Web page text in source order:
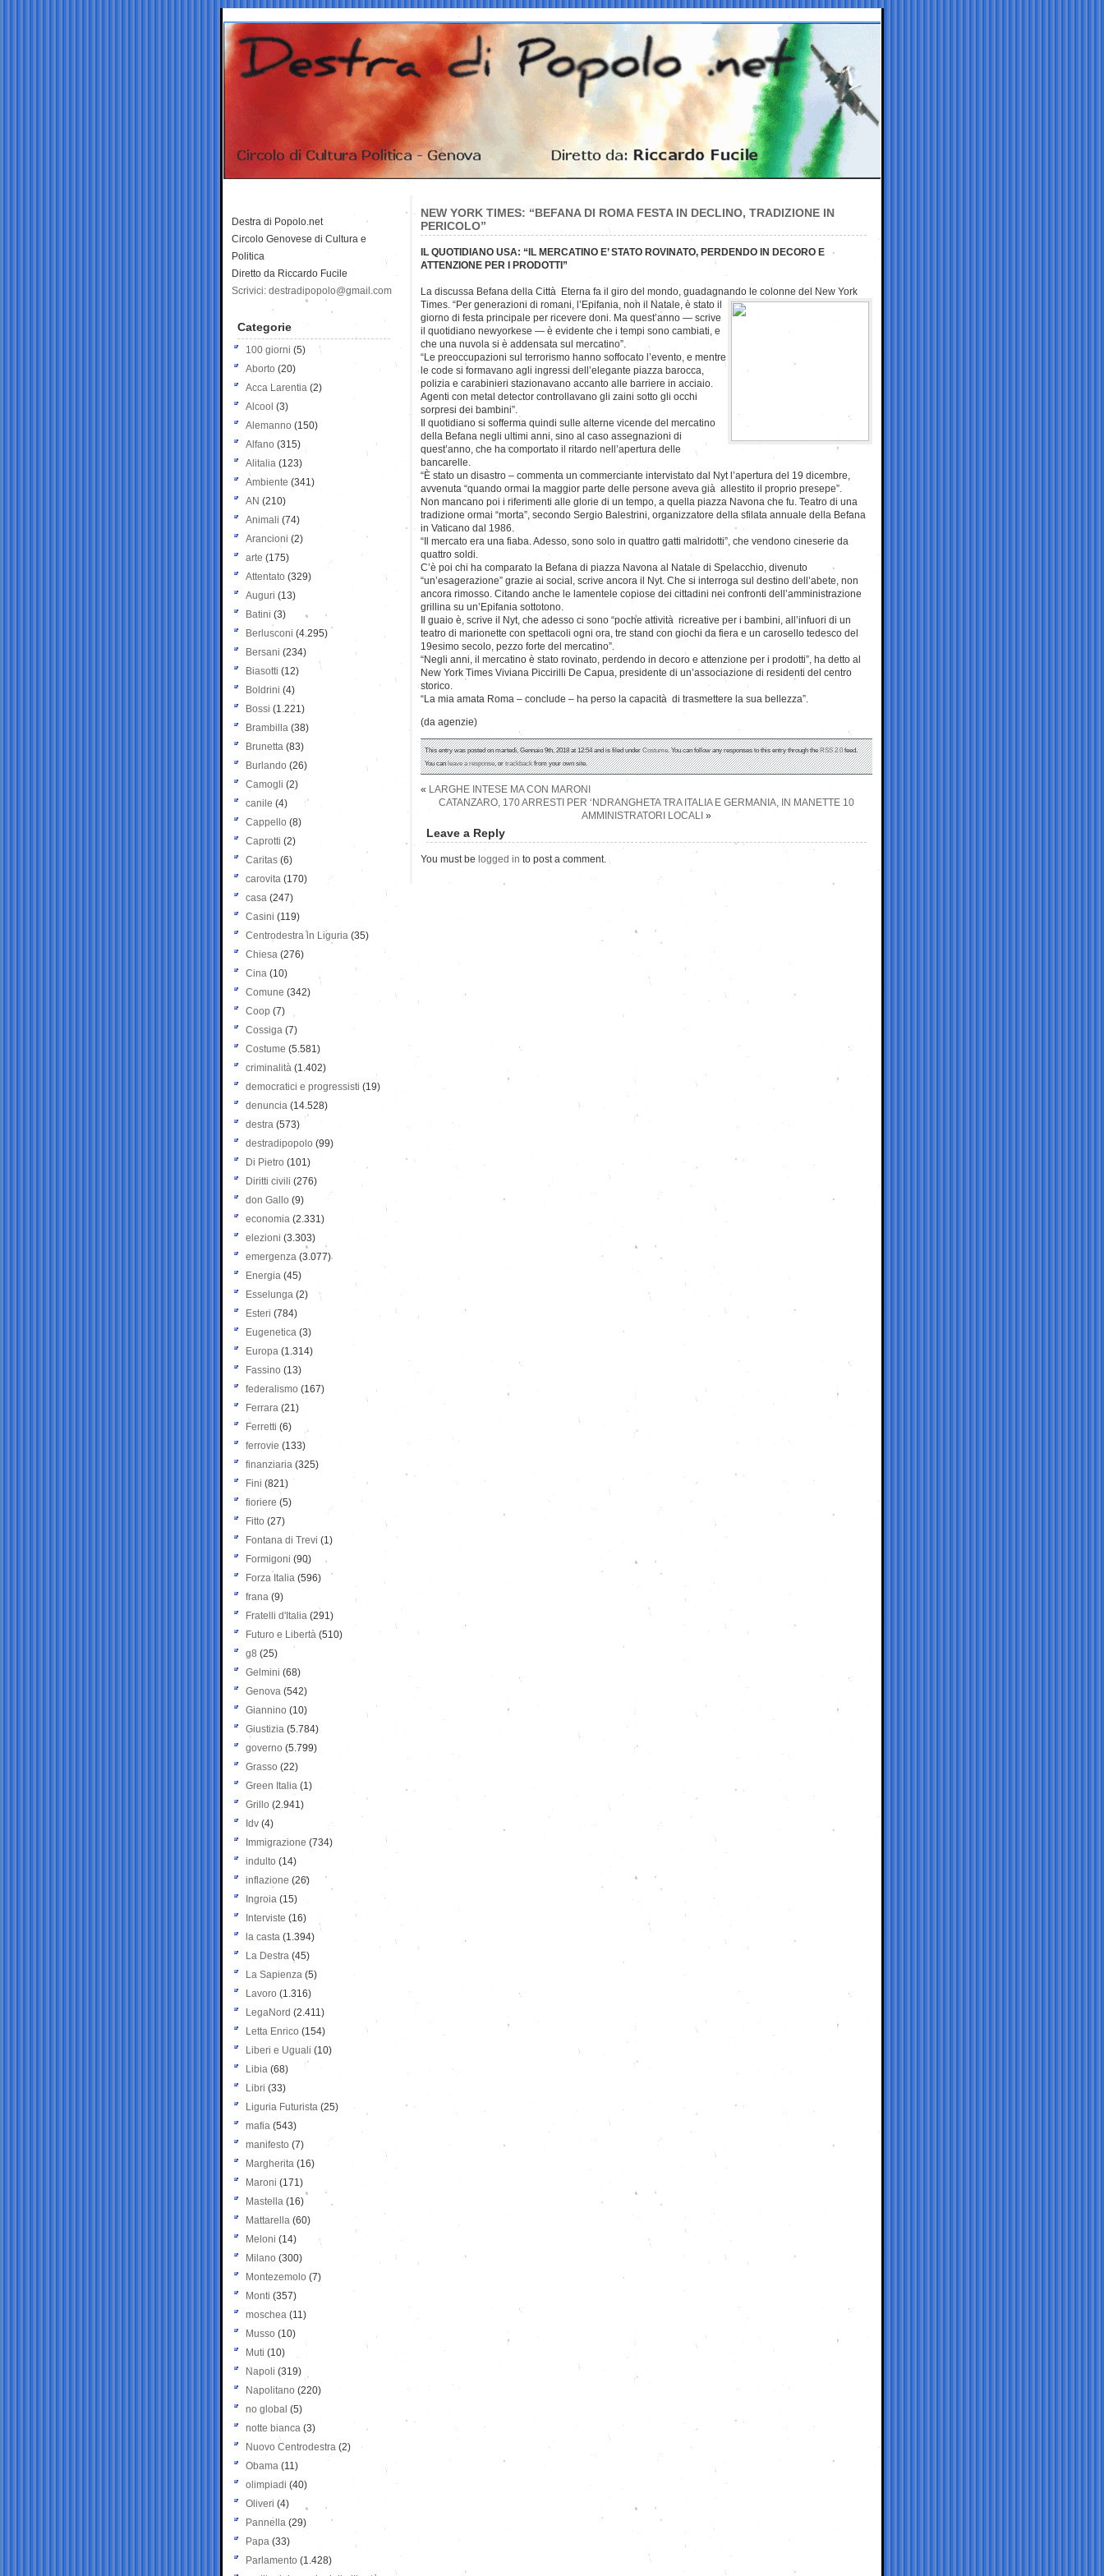
NEW YORK TIMES: “BEFANA DI ROMA FESTA IN DECLINO, TRADIZIONE IN
PERICOLO”
IL QUOTIDIANO USA: “IL MERCATINO E’ STATO ROVINATO, PERDENDO IN DECORO E
ATTENZIONE PER I PRODOTTI”
La discussa Befana della Città Eterna fa il giro del mondo, guadagnando le colonne del New York
Times. “Per generazioni di romani, l’Epifania, non il Natale, è stato il
giorno di festa principale per ricevere doni. Ma quest’anno — scrive
il quotidiano newyorkese — è evidente che i tempi sono cambiati, e
che una nuvola si è addensata sul mercatino”.
“Le preoccupazioni sul terrorismo hanno soffocato l’evento, e mentre
le code si formavano agli ingressi dell’elegante piazza barocca,
polizia e carabinieri stazionavano accanto alle barriere in acciaio.
Agenti con metal detector controllavano gli zaini sotto gli occhi
sorpresi dei bambini”.
Il quotidiano si sofferma quindi sulle alterne vicende del mercatino
della Befana negli ultimi anni, sino al caso assegnazioni di
quest’anno, che ha comportato il ritardo nell’apertura delle
bancarelle.
“È stato un disastro – commenta un commerciante intervistato dal Nyt l’apertura del 19 dicembre,
avvenuta “quando ormai la maggior parte delle persone aveva già allestito il proprio presepe”.
Non mancano poi i riferimenti alle glorie di un tempo, a quella piazza Navona che fu. Teatro di una
tradizione ormai “morta”, secondo Sergio Balestrini, organizzatore della sfilata annuale della Befana
in Vaticano dal 1986.
“Il mercato era una fiaba. Adesso, sono solo in quattro gatti malridotti”, che vendono cineserie da
quattro soldi.
C’è poi chi ha comparato la Befana di piazza Navona al Natale di Spelacchio, divenuto
“un’esagerazione” grazie ai social, scrive ancora il Nyt. Che si interroga sul destino dell’abete, non
ancora rimosso. Citando anche le lamentele copiose dei cittadini nei confronti dell’amministrazione
grillina su un’Epifania sottotono.
Il guaio è, scrive il Nyt, che adesso ci sono “poche attività ricreative per i bambini, all’infuori di un
teatro di marionette con spettacoli ogni ora, tre stand con giochi da fiera e un carosello tedesco del
19esimo secolo, pezzo forte del mercatino”.
“Negli anni, il mercatino è stato rovinato, perdendo in decoro e attenzione per i prodotti”, ha detto al
New York Times Viviana Piccirilli De Capua, presidente di un’associazione di residenti del centro
storico.
“La mia amata Roma – conclude – ha perso la capacità di trasmettere la sua bellezza”.
(da agenzie)
This entry was posted on martedì, Gennaio 9th, 2018 at 12:54 and is filed underCostume. You can follow any responses to this entry through theRSS 2.0feed.
You canleave a response, ortrackbackfrom your own site.
« LARGHE INTESE MA CON MARONI
CATANZARO, 170 ARRESTI PER ‘NDRANGHETA TRA ITALIA E GERMANIA, IN MANETTE 10
AMMINISTRATORI LOCALI »
Leave a Reply
You must be logged in to post a comment.
Destra di Popolo.net
Circolo Genovese di Cultura e
Politica
Diretto da Riccardo Fucile
Scrivici: destradipopolo@gmail.com
Categorie
100 giorni (5)
Aborto (20)
Acca Larentia (2)
Alcool (3)
Alemanno (150)
Alfano (315)
Alitalia (123)
Ambiente (341)
AN (210)
Animali (74)
Arancioni (2)
arte (175)
Attentato (329)
Auguri (13)
Batini (3)
Berlusconi (4.295)
Bersani (234)
Biasotti (12)
Boldrini (4)
Bossi (1.221)
Brambilla (38)
Brunetta (83)
Burlando (26)
Camogli (2)
canile (4)
Cappello (8)
Caprotti (2)
Caritas (6)
carovita (170)
casa (247)
Casini (119)
Centrodestra in Liguria (35)
Chiesa (276)
Cina (10)
Comune (342)
Coop (7)
Cossiga (7)
Costume (5.581)
criminalità (1.402)
democratici e progressisti (19)
denuncia (14.528)
destra (573)
destradipopolo (99)
Di Pietro (101)
Diritti civili (276)
don Gallo (9)
economia (2.331)
elezioni (3.303)
emergenza (3.077)
Energia (45)
Esselunga (2)
Esteri (784)
Eugenetica (3)
Europa (1.314)
Fassino (13)
federalismo (167)
Ferrara (21)
Ferretti (6)
ferrovie (133)
finanziaria (325)
Fini (821)
fioriere (5)
Fitto (27)
Fontana di Trevi (1)
Formigoni (90)
Forza Italia (596)
frana (9)
Fratelli d'Italia (291)
Futuro e Libertà (510)
g8 (25)
Gelmini (68)
Genova (542)
Giannino (10)
Giustizia (5.784)
governo (5.799)
Grasso (22)
Green Italia (1)
Grillo (2.941)
Idv (4)
Immigrazione (734)
indulto (14)
inflazione (26)
Ingroia (15)
Interviste (16)
la casta (1.394)
La Destra (45)
La Sapienza (5)
Lavoro (1.316)
LegaNord (2.411)
Letta Enrico (154)
Liberi e Uguali (10)
Libia (68)
Libri (33)
Liguria Futurista (25)
mafia (543)
manifesto (7)
Margherita (16)
Maroni (171)
Mastella (16)
Mattarella (60)
Meloni (14)
Milano (300)
Montezemolo (7)
Monti (357)
moschea (11)
Musso (10)
Muti (10)
Napoli (319)
Napolitano (220)
no global (5)
notte bianca (3)
Nuovo Centrodestra (2)
Obama (11)
olimpiadi (40)
Oliveri (4)
Pannella (29)
Papa (33)
Parlamento (1.428)